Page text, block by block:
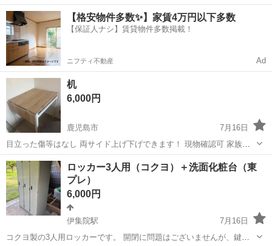
★赴任旅費会社負担◎20代～40代の男性活躍中★未経験活躍中！高時
給1,500円！《大分県中津市》 人気の工場のお仕事 ◇半導体装置内部
のシート製造◇ ＊クリー...
大分 中津市 東中津駅 その他
【格安物件多数✨】家賃4万円以下多数
【保証人ナシ】賃貸物件多数掲載！
ニフティ不動産 Ad
机
6,000円
鹿児島市
7月16日
目立った傷等はなし 両サイド上げ下げできます！ 現物確認可 家族用
とかではないので 一人暮らしの方とか最適かもです！ 渡す際解体もで
きます！ 取引は基本的に夕方か夜になります！
鹿児島 鹿児島市 オフィス用家具
ロッカー3人用（コクヨ）＋洗面化粧台（東
プレ）
6,000円
伊集院駅
7月16日
コクヨ製の3人用ロッカーです。 開閉に問題はございませんが、鍵は